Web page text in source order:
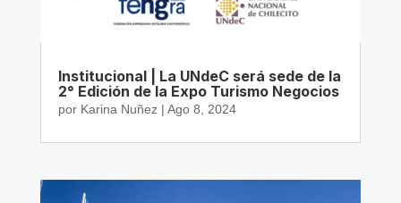
Institucional | La UNdeC será sede de la
2° Edición de la Expo Turismo Negocios
por Karina Nuñez| Ago 8, 2024